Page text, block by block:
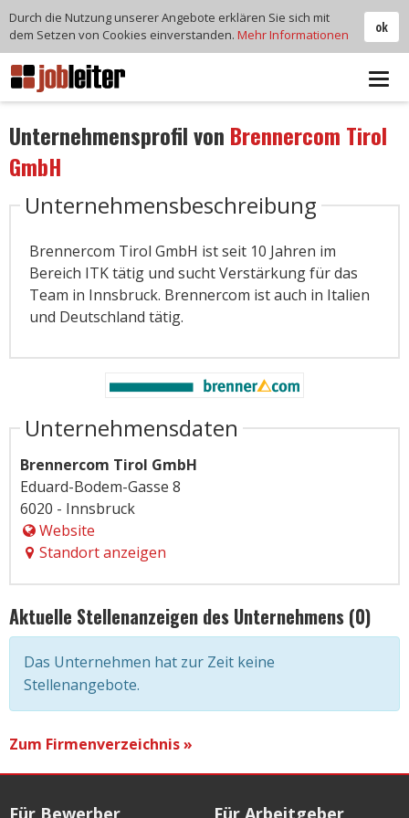
Unternehmensprofil von Brennercom Tirol
GmbH
Unternehmensbeschreibung
Brennercom Tirol GmbH ist seit 10 Jahren im
Bereich ITK tätig und sucht Verstärkung für das
Team in Innsbruck. Brennercom ist auch in Italien
und Deutschland tätig.
Unternehmensdaten
Brennercom Tirol GmbH
Eduard-Bodem-Gasse 8
6020 - Innsbruck
Website
Standort anzeigen
Aktuelle Stellenanzeigen des Unternehmens (0)
Das Unternehmen hat zur Zeit keine
Stellenangebote.
Zum Firmenverzeichnis »
ok
Durch die Nutzung unserer Angebote erklären Sie sich mit
dem Setzen von Cookies einverstanden. Mehr Informationen